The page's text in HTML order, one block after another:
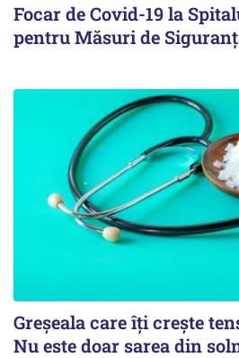
Focar de Covid-19 la
pentru Măsuri de
Greșeala care îți crește
Nu este doar sarea din